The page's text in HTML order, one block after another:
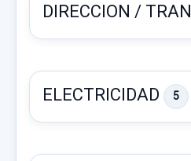
PORSCHE CAYENNE
DIRECCION /
ELECTRICIDAD 5